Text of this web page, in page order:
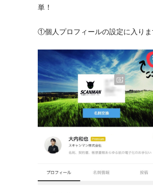
単！
①個人プロフィールの設定に入りま